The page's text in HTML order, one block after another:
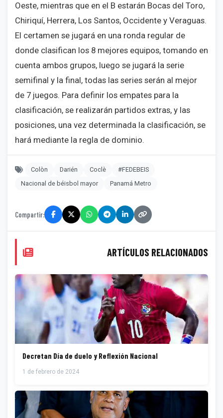
Oeste, mientras que en el B estarán Bocas del Toro,
Chiriquí, Herrera, Los Santos, Occidente y Veraguas.
El certamen se jugará en una ronda regular de
donde clasifican los 8 mejores equipos, tomando en
cuenta ambos grupos, luego se jugará la serie
semifinal y la final, todas las series serán al mejor
de 7 juegos. Para definir los empates para la
clasificación, se realizarán partidos extras, y las
posiciones, una vez determinada la clasificación, se
hará mediante la regla de dominio.
Colòn Darién Coclè
#FEDEBEIS
Nacional de béisbol mayor
Panamá Metro
Compartir:
ARTÍCULOS RELACIONADOS
Decretan Día de duelo y Reflexión Nacional
1 de febrero de 2024